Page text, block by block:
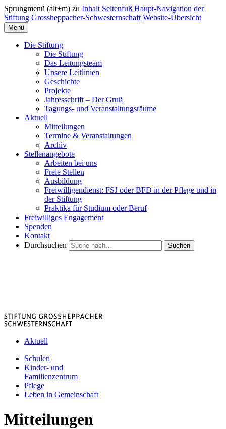
Sprungmenü (alt+m) zu Inhalt Seitenfuß Haupt-Navigation der
Stiftung Grossheppacher-Schwesternschaft Website-Übersicht
Menü
Die Stiftung
Die Stiftung
Das Leitungsteam
Unsere Leitlinien
Geschichte
Projekte
Jahresschrift – Der Gruß
Tagungs- und Veranstaltungsräume
Aktuell
Mitteilungen
Termine & Veranstaltungen
Archiv
Stellenangebote
Arbeiten bei uns
Freie Stellen
Ausbildung
Freiwilligendienst: FSJ oder BFD in der Pflege und in
der Stiftung
Praktika für Studium oder Beruf
Freiwilliges Engagement
Spenden
Kontakt
Durchsuchen
Suchen
Aktuell
Schulen
Kinder- und
Familienzentrum
Pflege
Leben in Gemeinschaft
Mitteilungen